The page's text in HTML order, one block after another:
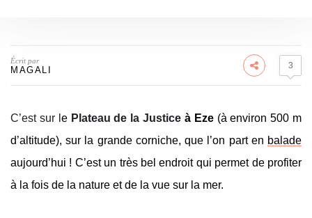
Écrit par
MAGALI 3
C’est sur l e Plateau de la Justice à Eze(à environ 500 m
d’altitude), sur la grande corniche, que l’on part en balade
aujourd’hui ! C’est un très bel endroit qui permet de profiter
à la fois de la nature et de la vue sur la mer.